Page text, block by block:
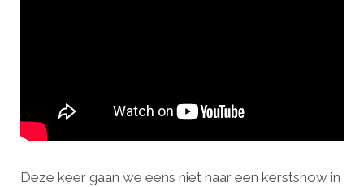
Deze keer gaan we eens niet naar een kerstshow in